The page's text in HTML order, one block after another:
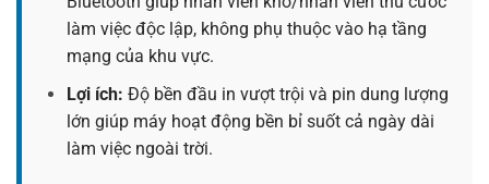
làm việc độc lập, không phụ thuộc vào hạ tầng
mạng của khu vực.
Lợi ích: Độ bền đầu in vượt trội và pin dung lượng
lớn giúp máy hoạt động bền bỉ suốt cả ngày dài
làm việc ngoài trời.